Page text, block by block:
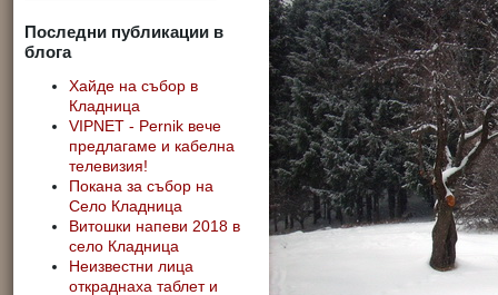
Последни публикации в
блога
Хайде на събор в
Кладница
VIPNET - Pernik вече
предлагаме и кабелна
телевизия!
Покана за събор на
Село Кладница
Витошки напеви 2018 в
село Кладница
Неизвестни лица
откраднаха таблет и